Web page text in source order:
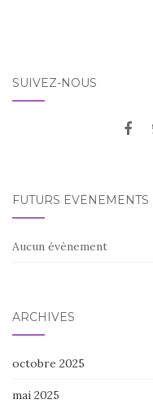
SUIVEZ-NOUS
FUTURS ÉVÈNEMENTS
Aucun évènement
ARCHIVES
octobre 2025
mai 2025